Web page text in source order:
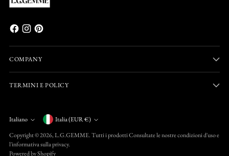
COMPANY
TERMINI E POLICY
Lingua
Italiano Valuta
Italia (EUR €)
Copyright © 2026,L.G.GEMME. Tutti i prodotti Consultate le nostre condizioni d'uso e
l'informativa sulla privacy.
Powered by Shopify